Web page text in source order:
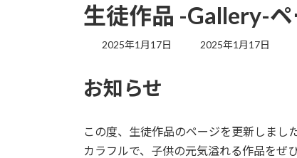
生徒作品 -Gallery-ペ
2025年1月17日
最
2025年1月17日
お知らせ
この度、生徒作品のページを更新しました
カラフルで、子供の元気溢れる作品をぜ